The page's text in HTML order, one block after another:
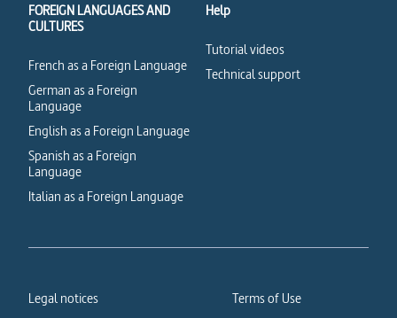
FOREIGN LANGUAGES AND
CULTURES
French as a Foreign Language
German as a Foreign
Language
English as a Foreign Language
Spanish as a Foreign
Language
Italian as a Foreign Language
Help
Tutorial videos
Technical support
Legal notices Terms of Use